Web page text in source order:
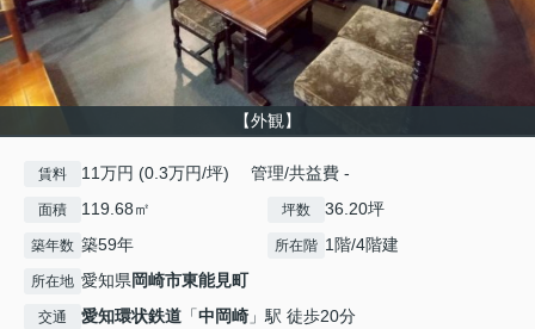
【外観】
賃料 11万円 (0.3万円/坪) 管理/共益費 -
面積 119.68㎡ 坪数 36.20坪
築年数 築59年 所在階 1階/4階建
所在地 愛知県岡崎市東能見町
交通 愛知環状鉄道 「中岡崎 」駅 徒歩20分